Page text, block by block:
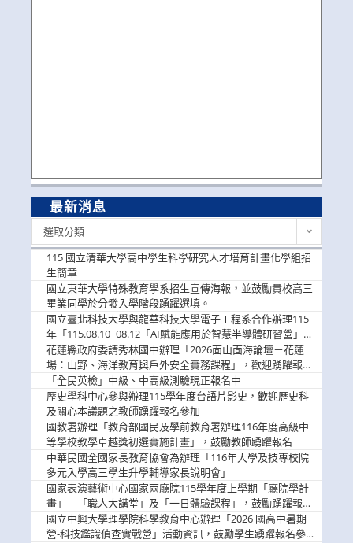
最新消息
選取分類
115 國立清華大學高中學生科學研究人才培育計畫化學組招
生簡章
國立東華大學特殊教育學系招生宣傳海報，並鼓勵貴校高三
畢業同學於分發入學階段踴躍選填。
國立臺北科技大學與龍華科技大學電子工程系合作辦理115
年「115.08.10~08.12「AI賦能應用於智慧半導體研習營」，
歡迎學生踴躍報名參加
花蓮縣政府委請秀林國中辦理「2026面山面海論壇－花蓮
場：山野、海洋教育與戶外安全實務課程」，歡迎踴躍報名
參加
「全民英檢」中級、中高級測驗現正報名中
歷史學科中心參與辦理115學年度台語片影史，歡迎歷史科
及關心本議題之教師踴躍報名參加
國教署辦理「教育部國民及學前教育署辦理116年度高級中
等學校教學卓越獎初選實施計畫」，鼓勵教師踴躍報名
中華民國全國家長教育協會為辦理「116年大學及技專校院
多元入學高三學生升學輔導家長說明會」
國家表演藝術中心國家兩廳院115學年度上學期「廳院學計
畫」—「職人大講堂」及「一日體驗課程」，鼓勵踴躍報名
參與。
國立中興大學理學院科學教育中心辦理「2026 國高中暑期
營-科技鑑識偵查實戰營」活動資訊，鼓勵學生踴躍報名參